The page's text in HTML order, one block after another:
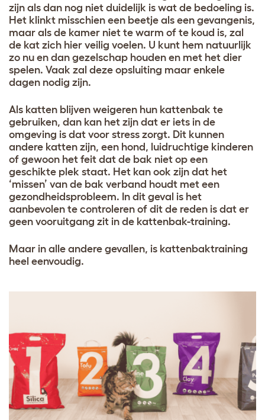
zijn als dan nog niet duidelijk is wat de bedoeling is.
Het klinkt misschien een beetje als een gevangenis,
maar als de kamer niet te warm of te koud is, zal
de kat zich hier veilig voelen. U kunt hem natuurlijk
zo nu en dan gezelschap houden en met het dier
spelen. Vaak zal deze opsluiting maar enkele
dagen nodig zijn.
Als katten blijven weigeren hun kattenbak te
gebruiken, dan kan het zijn dat er iets in de
omgeving is dat voor stress zorgt. Dit kunnen
andere katten zijn, een hond, luidruchtige kinderen
of gewoon het feit dat de bak niet op een
geschikte plek staat. Het kan ook zijn dat het
‘missen’ van de bak verband houdt met een
gezondheidsprobleem. In dit geval is het
aanbevolen te controleren of dit de reden is dat er
geen vooruitgang zit in de kattenbak-training.
Maar in alle andere gevallen, is kattenbaktraining
heel eenvoudig.